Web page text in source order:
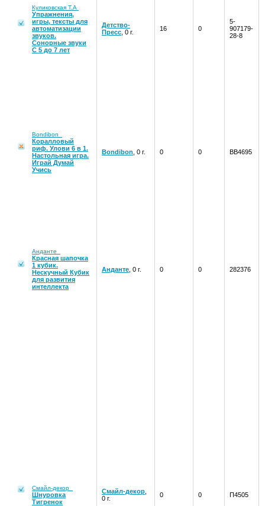
Куликовская Т.А
Упражнения,
игры, тексты для
автоматизации
звуков.
Сонорные звуки
С 5 до 7 лет
Детство-
Пресс , 0 г. 16 0
5-
907179-
28-8
Bondibon
Коралловый
риф. Улови 6 в 1.
Настольная игра.
Играй Думай
Учись
Bondibon , 0 г. 0 0 ВВ4695
Анданте
Красная шапочка
1 кубик.
Нескучный Кубик
для развития
интеллекта
Анданте , 0 г. 0 0 282376
Смайл-декор
Шнуровка
Тигренок
Смайл-декор
0 г.
0 0 П4505